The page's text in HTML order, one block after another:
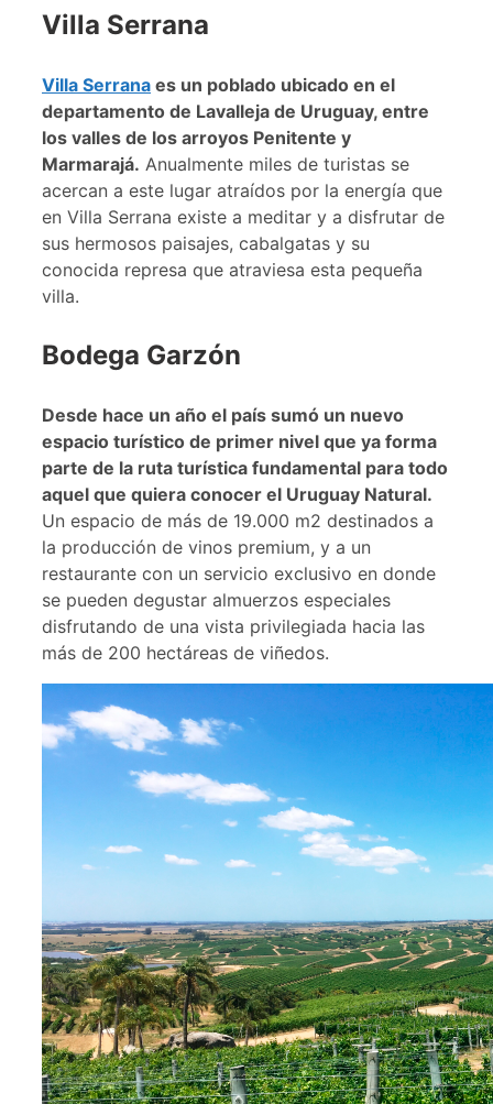
Villa Serrana
Villa Serrana es un poblado ubicado en el
departamento de Lavalleja de Uruguay, entre
los valles de los arroyos Penitente y
Marmarajá. Anualmente miles de turistas se
acercan a este lugar atraídos por la energía que
en Villa Serrana existe a meditar y a disfrutar de
sus hermosos paisajes, cabalgatas y su
conocida represa que atraviesa esta pequeña
villa.
Bodega Garzón
Desde hace un año el país sumó un nuevo
espacio turístico de primer nivel que ya forma
parte de la ruta turística fundamental para todo
aquel que quiera conocer el Uruguay Natural.
Un espacio de más de 19.000 m2 destinados a
la producción de vinos premium, y a un
restaurante con un servicio exclusivo en donde
se pueden degustar almuerzos especiales
disfrutando de una vista privilegiada hacia las
más de 200 hectáreas de viñedos.